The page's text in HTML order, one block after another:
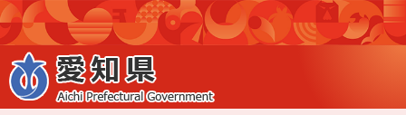
ペ
ー
ジ
の
先
メ
ニ
ュ
ー
を